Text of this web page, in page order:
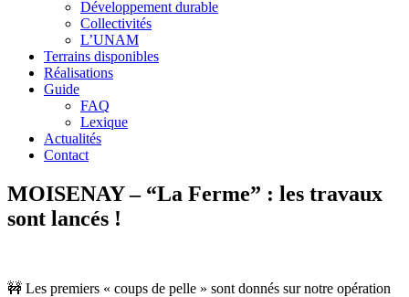
Développement durable
Collectivités
L’UNAM
Terrains disponibles
Réalisations
Guide
FAQ
Lexique
Actualités
Contact
MOISENAY – “La Ferme” : les travaux
sont lancés !
🚧 Les premiers « coups de pelle » sont donnés sur notre opération